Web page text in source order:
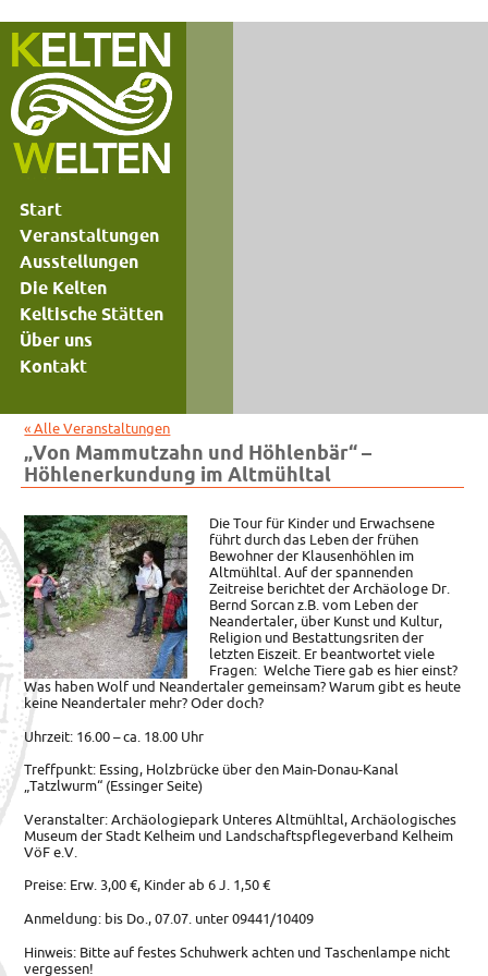
Start
Veranstaltungen
Ausstellungen
Die Kelten
Keltische Stätten
Über uns
Kontakt
« Alle Veranstaltungen
„Von Mammutzahn und Höhlenbär“ –
Höhlenerkundung im Altmühltal
Die Tour für Kinder und Erwachsene
führt durch das Leben der frühen
Bewohner der Klausenhöhlen im
Altmühltal.Auf der spannenden
Zeitreise berichtet der Archäologe Dr.
Bernd Sorcan z.B. vom Leben der
Neandertaler, über Kunst und Kultur,
Religion und Bestattungsriten der
letzten Eiszeit. Er beantwortet viele
Fragen: Welche Tiere gab es hier einst?
Was haben Wolf und Neandertaler gemeinsam? Warum gibt es heute
keine Neandertaler mehr? Oder doch?
Uhrzeit: 16.00 – ca. 18.00 Uhr
Treffpunkt: Essing, Holzbrücke über den Main-Donau-Kanal
„Tatzlwurm“ (Essinger Seite)
Veranstalter: Archäologiepark Unteres Altmühltal, Archäologisches
Museum der Stadt Kelheim und Landschaftspflegeverband Kelheim
VöF e.V.
Preise: Erw. 3,00 €, Kinder ab 6 J. 1,50 €
Anmeldung: bis Do., 07.07. unter 09441/10409
Hinweis: Bitte auf festes Schuhwerk achten und Taschenlampe nicht
vergessen!